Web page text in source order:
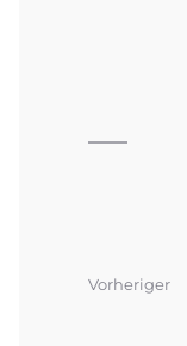
Vorheriger